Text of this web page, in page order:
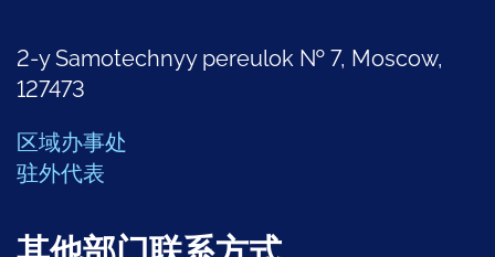
2-y Samotechnyy pereulok № 7, Moscow,
127473
区域办事处
驻外代表